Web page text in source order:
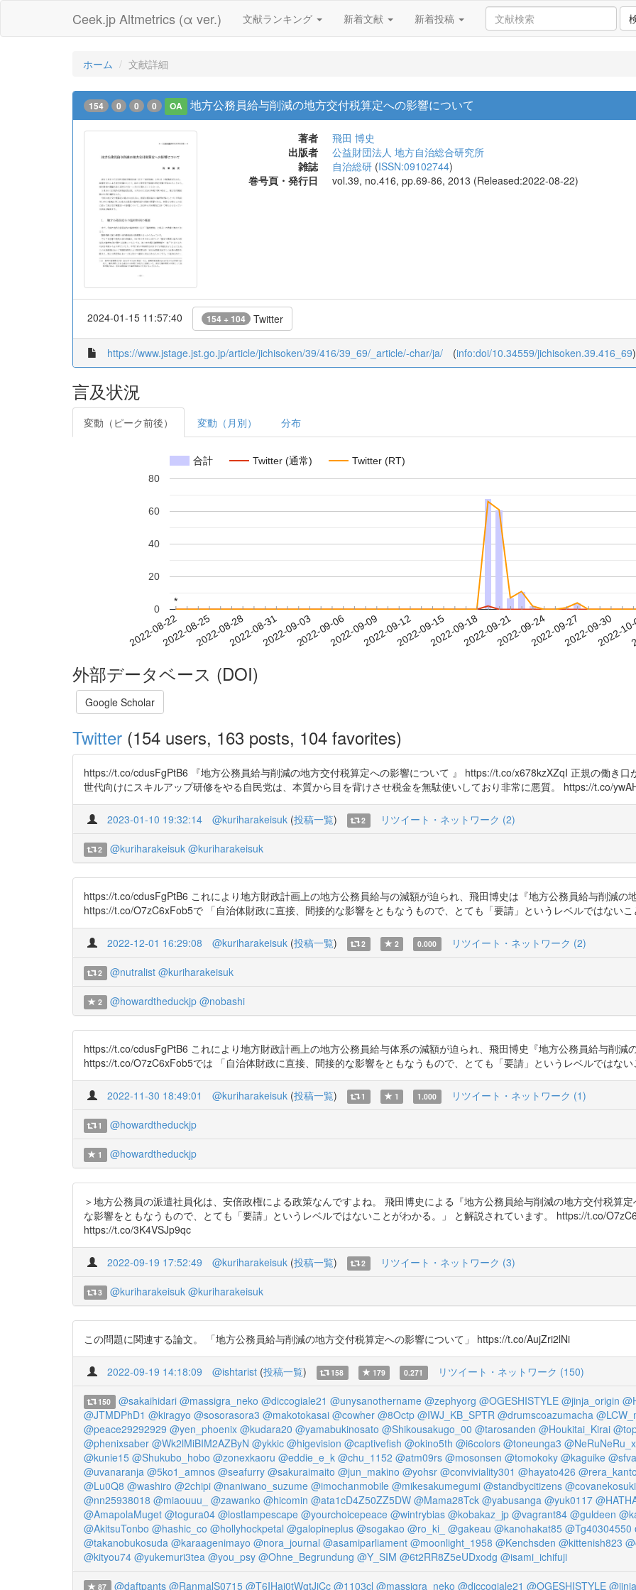
Ceek.jp Altmetrics (α ver.) 文献ランキング 新着文献 新着投稿
ホーム 文献詳細
154 0 0 0 OA 地方公務員給与削減の地方交付税算定への影響について
著者
飛田 博史
出版者
公益財団法人 地方自治総合研究所
雑誌
自治総研 (ISSN:09102744)
巻号頁・発行日
vol.39, no.416, pp.69-86, 2013 (Released:2022-08-22)
2024-01-15 11:57:40 154 + 104 Twitter
https://www.jstage.jst.go.jp/article/jichisoken/39/416/39_69/_article/-char/ja/ (info:doi/10.34559/jichisoken.39.416_69)
言及状況
変動（ピーク前後） 変動（月別） 分布
合計 Twitter (通常) Twitter (RT)
2022-08-222022-08-252022-08-282022-08-312022-09-032022-09-062022-09-092022-09-122022-09-152022-09-182022-09-212022-09-242022-09-272022-09-30
2022-
0
20
40
60
80
*
*
外部データベース (DOI)
Google Scholar
Twitter (154 users, 163 posts, 104 favorites)
https://t.co/cdusFgPtB6 『地方公務員給与削減の地方交付税算定への影響について 』 https://t.co/x678kzXZqI 正規の働き
世代向けにスキルアップ研修をやる自民党は、本質から目を背けさせ税金を無駄使いしており非常に悪質。 https://t.co/
2023-01-10 19:32:14 @kuriharakeisuk (投稿一覧) 2 リツイート・ネットワーク (2)
2 @kuriharakeisuk @kuriharakeisuk
https://t.co/cdusFgPtB6 これにより地方財政計画上の地方公務員給与の減額が迫られ、飛田博史は『地方公務員給与削減の
https://t.co/O7zC6xFob5で 「自治体財政に直接、間接的な影響をともなうもので、とても「要請」というレベルではない
2022-12-01 16:29:08 @kuriharakeisuk (投稿一覧) 2 2 0.000 リツイート・ネットワーク (2)
2 @nutralist @kuriharakeisuk
2 @howardtheduckjp @nobashi
https://t.co/cdusFgPtB6 これにより地方財政計画上の地方公務員給与体系の減額が迫られ、飛田博史『地方公務員給与削減
https://t.co/O7zC6xFob5では 「自治体財政に直接、間接的な影響をともなうもので、とても「要請」というレベルではな
2022-11-30 18:49:01 @kuriharakeisuk (投稿一覧) 1 1 1.000 リツイート・ネットワーク (1)
1 @howardtheduckjp
1 @howardtheduckjp
＞地方公務員の派遣社員化は、安倍政権による政策なんですよね。 飛田博史による『地方公務員給与削減の地方交付税算
な影響をともなうもので、とても「要請」というレベルではないことがわかる。」 と解説されています。 https://t.co/
https://t.co/3K4VSJp9qc
2022-09-19 17:52:49 @kuriharakeisuk (投稿一覧) 2 リツイート・ネットワーク (3)
3 @kuriharakeisuk @kuriharakeisuk
この問題に関連する論文。 「地方公務員給与削減の地方交付税算定への影響について」 https://t.co/AujZri2lNi
2022-09-19 14:18:09 @ishtarist (投稿一覧) 158 179 0.271 リツイート・ネットワーク (150)
150 @sakaihidari @massigra_neko @diccogiale21 @unysanothername @zephyorg @OGESHISTYLE @jinja_origin
@JTMDPhD1 @kiragyo @sosorasora3 @makotokasai @cowher @8Octp @IWJ_KB_SPTR @drumscoazumacha
@peace29292929 @yen_phoenix @kudara20 @yamabukinosato @Shikousakugo_00 @tarosanden @Houkitai_Kirai
@phenixsaber @Wk2lMiBIM2AZByN @ykkic @higevision @captivefish @okino5th @i6colors @toneunga3
@kunie15 @Shukubo_hobo @zonexkaoru @eddie_e_k @chu_1152 @atm09rs @mosonsen @tomokoky @kaguike
@uvanaranja @5ko1_amnos @seafurry @sakuraimaito @jun_makino @yohsr @conviviality301 @hayato426 @rera_kanto
@Lu0Q8 @washiro @2chipi @naniwano_suzume @imochanmobile @mikesakumegumi @standbycitizens @covanekosuki
@nn25938018 @miaouuu_ @zawanko @hicomin @ata1cD4Z50ZZ5DW @Mama28Tck @yabusanga @yuk0117
@AmapolaMuget @togura04 @lostlampescape @yourchoicepeace @wintrybias @kobakaz_jp @vagrant84 @guldeen
@AkitsuTonbo @hashic_co @hollyhockpetal @galopineplus @sogakao @ro_ki_ @gakeau @kanohakat85 @Tg40304550
@takanobukosuda @karaagenimayo @nora_journal @asamiparliament @moonlight_1958 @Kenchsden @kittenish823
@kityou74 @yukemuri3tea @you_psy @Ohne_Begrundung @Y_SIM @6t2RR8Z5eUDxodg @isami_ichifuji
87 @daftpants @RanmalS0715 @T6IHaj0tWgtJjCc @1103cl @massigra_neko @diccogiale21 @OGESHISTYLE